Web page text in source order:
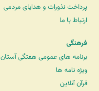
پرداخت نذورات و هدایای مردمی
ارتباط با ما
فرهنگی
برنامه های عمومی هفتگی آستان
ویژه نامه ها
قرآن آنلاین